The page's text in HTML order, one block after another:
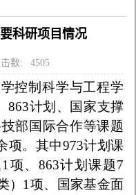
科研项目情况
数: 4505
控制科学与工程学
863计划、国家支撑
部国际合作等课题
项。其中973计划课
项、863计划课题7
）1项、国家基金面